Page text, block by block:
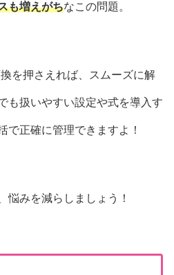
も増えがちなこの問題。
を押さえれば、スムーズに解
も扱いやすい設定や式を導入す
で正確に管理できますよ！
悩みを減らしましょう！